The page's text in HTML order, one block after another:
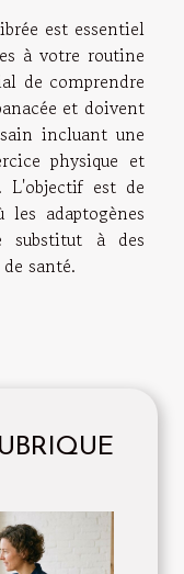
est essentiel
à votre routine
de comprendre
et doivent
incluant une
physique et
L'objectif est de
adaptogènes
à des
santé.